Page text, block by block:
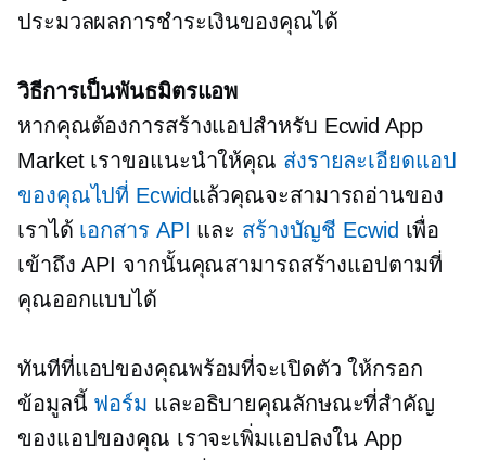
ประมวลผลการชำระเงินของคุณได้
วิธีการเป็นพันธมิตรแอพ
หากคุณต้องการสร้างแอปสำหรับ Ecwid App
Market เราขอแนะนำให้คุณ ส่งรายละเอียดแอป
ของคุณไปที่ Ecwidแล้วคุณจะสามารถอ่านของ
เราได้ เอกสาร API และ สร้างบัญชี Ecwid เพื่อ
เข้าถึง API จากนั้นคุณสามารถสร้างแอปตามที่
คุณออกแบบได้
ทันทีที่แอปของคุณพร้อมที่จะเปิดตัว ให้กรอก
ข้อมูลนี้ ฟอร์ม และอธิบายคุณลักษณะที่สำคัญ
ของแอปของคุณ เราจะเพิ่มแอปลงใน App